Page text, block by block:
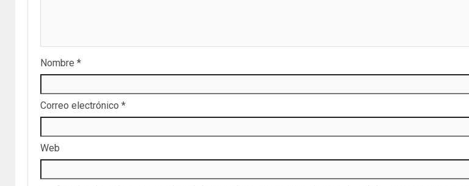
Nombre *
Correo electrónico *
Web